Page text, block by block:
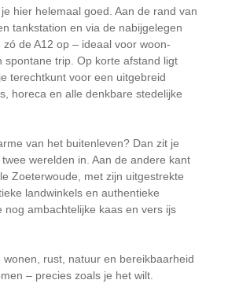
hier helemaal goed. Aan de rand van
tankstation en via de nabijgelegen
zó de A12 op – ideaal voor woon-
spontane trip. Op korte afstand ligt
terechtkunt voor een uitgebreid
horeca en alle denkbare stedelijke
van het buitenleven? Dan zit je
werelden in. Aan de andere kant
Zoeterwoude, met zijn uitgestrekte
landwinkels en authentieke
nog ambachtelijke kaas en vers ijs
wonen, rust, natuur en bereikbaarheid
– precies zoals je het wilt.